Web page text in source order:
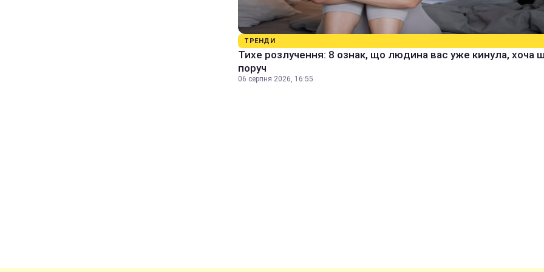
ТРЕНДИ
Тихе розлучення: 8 ознак, що людина вас уже кинула, хоча
поруч
06 серпня 2026, 16:55